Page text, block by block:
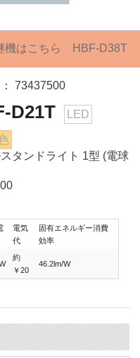
機はこちら HBF-D38T
73437500
D21T LED
タンドライト 1型 (電球
電気
代
固有エネルギー消費
効率
約
￥20
46.2lm/W